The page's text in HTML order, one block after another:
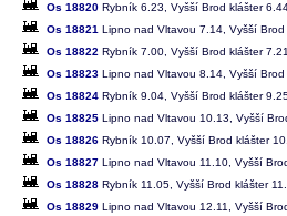
Os 18820 Rybník 6.23, Vyšší Brod klášter
Os 18821 Lipno nad Vltavou 7.14, Vyšší
Os 18822 Rybník 7.00, Vyšší Brod klášter
Os 18823 Lipno nad Vltavou 8.14, Vyšší
Os 18824 Rybník 9.04, Vyšší Brod klášter
Os 18825 Lipno nad Vltavou 10.13, Vyšší
Os 18826 Rybník 10.07, Vyšší Brod klášter
Os 18827 Lipno nad Vltavou 11.10, Vyšší
Os 18828 Rybník 11.05, Vyšší Brod klášter
Os 18829 Lipno nad Vltavou 12.11, Vyšší